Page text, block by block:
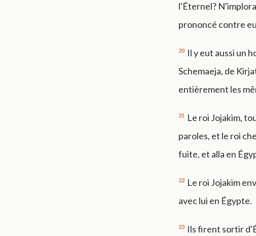
l'Éternel?
prononcé contre
20 Il y eut aussi un
Schemaeja, de
entièrement les
21
Le roi Jojakim,
paroles, et le roi
fuite, et alla en
22 Le roi Jojakim
avec lui en Égypte.
23 Ils firent sortir